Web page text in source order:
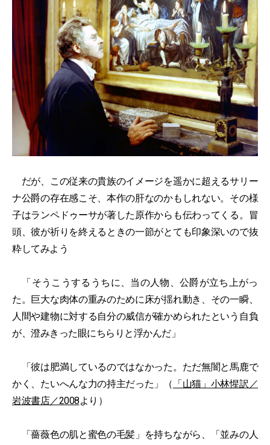
だが、この従来の貴族のイメージを遥かに超えるサリー
ナ公爵の存在感こそ、本作の肝なのかもしれない。その様
子はランペドゥーサが著した原作からも伝わってくる。冒
頭、彼が祈りを終えるときの一節がとても印象深いので抜
粋してみよう
「そうこうするうちに、当の人物、公爵が立ち上がっ
た。巨大な肉体の重みのために床が揺れ動き、その一瞬、
人間や建物に対する自分の威信が確かめられたという自負
が、澄みきった眼にちらりと浮かんだ」
「彼は肥満しているのではなかった。ただ無闇と馬鹿で
かく、たいへんな力の持主だった」（ 「山猫」小林惺訳／
岩波書店／2008より）
「薔薇色の肌と蜜色の毛髪」を持ちながら、「並みの人